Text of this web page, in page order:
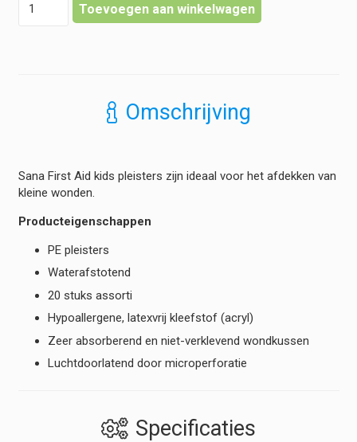
First
Toevoegen aan winkelwagen
Omschrijving
Sana First Aid kids pleisters zijn ideaal voor het afdekken van
kleine wonden.
Producteigenschappen
PE pleisters
Waterafstotend
20 stuks assorti
Hypoallergene, latexvrij kleefstof (acryl)
Zeer absorberend en niet-verklevend wondkussen
Luchtdoorlatend door microperforatie
Specificaties